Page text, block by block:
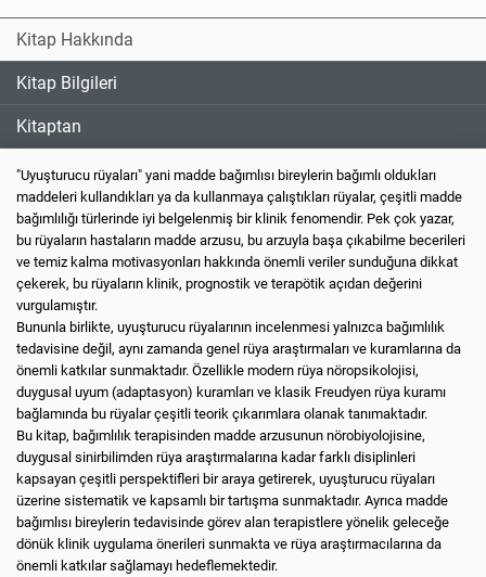
Kitap Hakkında
Kitap Bilgileri
Kitaptan
"Uyuşturucu rüyaları" yani madde bağımlısı bireylerin bağımlı oldukları
maddeleri kullandıkları ya da kullanmaya çalıştıkları rüyalar, çeşitli madde
bağımlılığı türlerinde iyi belgelenmiş bir klinik fenomendir. Pek çok yazar,
bu rüyaların hastaların madde arzusu, bu arzuyla başa çıkabilme becerileri
ve temiz kalma motivasyonları hakkında önemli veriler sunduğuna dikkat
çekerek, bu rüyaların klinik, prognostik ve terapötik açıdan değerini
vurgulamıştır.
Bununla birlikte, uyuşturucu rüyalarının incelenmesi yalnızca bağımlılık
tedavisine değil, aynı zamanda genel rüya araştırmaları ve kuramlarına da
önemli katkılar sunmaktadır. Özellikle modern rüya nöropsikolojisi,
duygusal uyum (adaptasyon) kuramları ve klasik Freudyen rüya kuramı
bağlamında bu rüyalar çeşitli teorik çıkarımlara olanak tanımaktadır.
Bu kitap, bağımlılık terapisinden madde arzusunun nörobiyolojisine,
duygusal sinirbilimden rüya araştırmalarına kadar farklı disiplinleri
kapsayan çeşitli perspektifleri bir araya getirerek, uyuşturucu rüyaları
üzerine sistematik ve kapsamlı bir tartışma sunmaktadır. Ayrıca madde
bağımlısı bireylerin tedavisinde görev alan terapistlere yönelik geleceğe
dönük klinik uygulama önerileri sunmakta ve rüya araştırmacılarına da
önemli katkılar sağlamayı hedeflemektedir.